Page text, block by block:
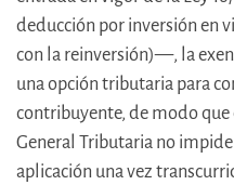
deducción por inversión en
con la reinversión)—, la
una opción tributaria para
contribuyente, de modo que
General Tributaria no
aplicación una vez